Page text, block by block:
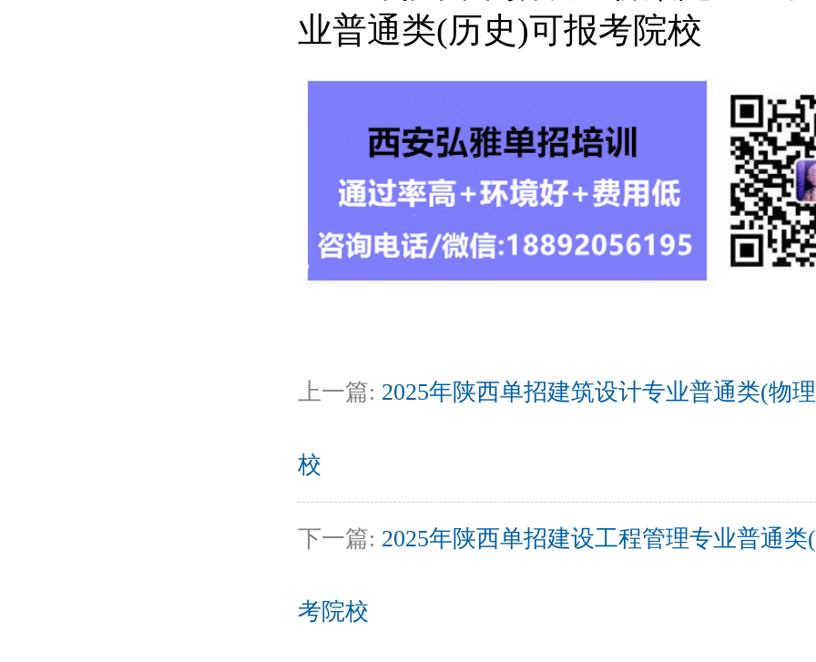
业普通类(历史)可报考院校
上一篇: 2025年陕西单招建筑设计专业普通类(物
校
下一篇: 2025年陕西单招建设工程管理专业普通类
考院校